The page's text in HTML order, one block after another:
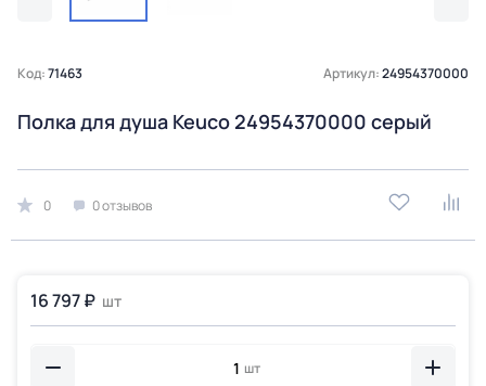
Код:71463 Артикул:24954370000
Полка для душа Keuco 24954370000 серый
0 0 отзывов
16 797 ₽ шт
шт